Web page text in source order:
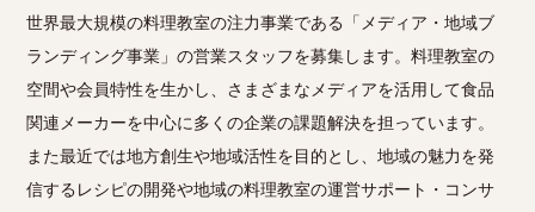
世界最大規模の料理教室の注力事業である「メディア・地域ブ
ランディング事業」の営業スタッフを募集します。料理教室の
空間や会員特性を生かし、さまざまなメディアを活用して食品
関連メーカーを中心に多くの企業の課題解決を担っています。
また最近では地方創生や地域活性を目的とし、地域の魅力を発
信するレシピの開発や地域の料理教室の運営サポート・コンサ